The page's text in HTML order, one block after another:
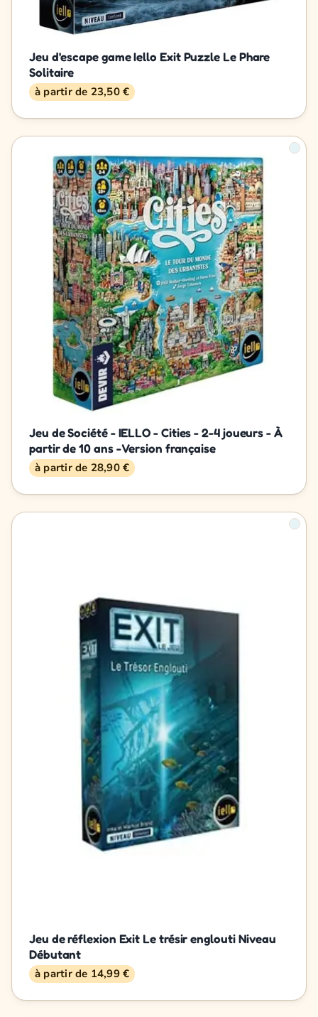
Jeu d'escape game Iello Exit Puzzle Le Phare
Solitaire
à partir de 23,50 €
Jeu de Société - IELLO - Cities - 2-4 joueurs - À
partir de 10 ans - Version française
à partir de 28,90 €
Jeu de réflexion Exit Le trésir englouti Niveau
Débutant
à partir de 14,99 €